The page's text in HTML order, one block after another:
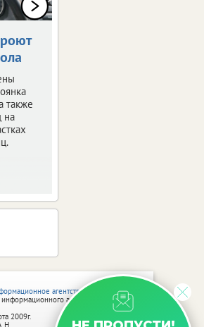
также
на
агентство vRossii.ru
агентства vRossii.ru
2009г.
Н.